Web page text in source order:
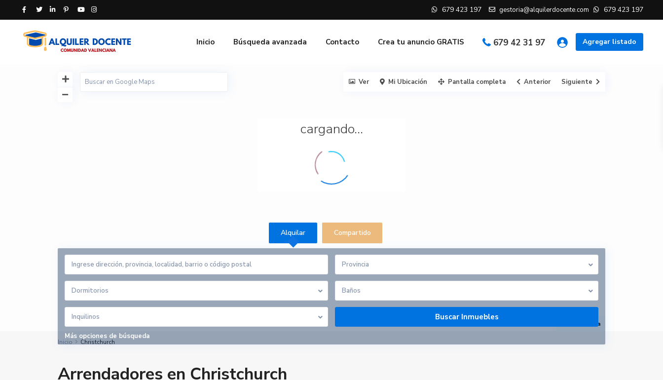
679 423 197 gestoria@alquilerdocente.com 679 423 197
Agregar listado
679 42 31 97
Inicio Búsqueda avanzada Contacto Crea tu anuncio GRATIS
cargando...
abrir mapa
Ver Mi Ubicación Pantalla completa Anterior Siguiente
Alquilar Compartido
Provincia
Dormitorios Baños
Inquilinos
Más opciones de búsqueda
Inicio Christchurch
Arrendadores en Christchurch